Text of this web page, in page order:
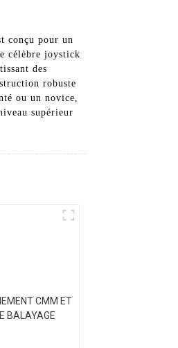
conçu pour un
célèbre joystick
des
robuste
ou un novice,
supérieur